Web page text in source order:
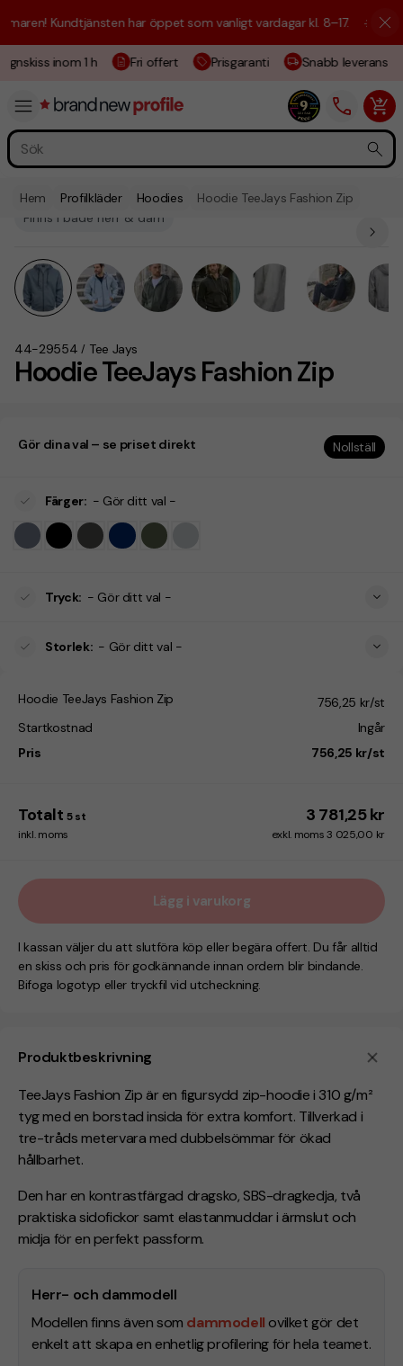
Kundtjänsten har öppet som vanligt vardagar kl. 8–17. ☀️ Vi är här
inom 1 h Fri offert Prisgaranti Snabb leverans
Hem Profilkläder Hoodies Hoodie TeeJays Fashion Zip
Hoodie TeeJays Fashion Zip
44-29554 / Tee Jays
Finns i både herr & dam
Produktbeskrivning
TeeJays Fashion Zip är en figursydd zip-hoodie i 310 g/m²
tyg med en borstad insida för extra komfort. Tillverkad i
tre-tråds metervara med dubbelsömmar för ökad
hållbarhet.
Den har en kontrastfärgad dragsko, SBS-dragkedja, två
praktiska sidofickor samt elastanmuddar i ärmslut och
midja för en perfekt passform.
Herr- och dammodell
Modellen finns även som dammodell ovilket gör det
enkelt att skapa en enhetlig profilering för hela teamet.
Gör dina val – se priset direkt Nollställ
Färger: - Gör ditt val -
Tryck: - Gör ditt val -
Storlek: - Gör ditt val -
Hoodie TeeJays Fashion Zip
756,25 kr/st
Startkostnad
Ingår
Pris
756,25 kr/st
Totalt 5 st 3 781,25 kr
inkl. moms exkl. moms 3 025,00 kr
Lägg i varukorg
I kassan väljer du att slutföra köp eller begära offert. Du får alltid
en skiss och pris för godkännande innan ordern blir bindande.
Bifoga logotyp eller tryckfil vid utcheckning.